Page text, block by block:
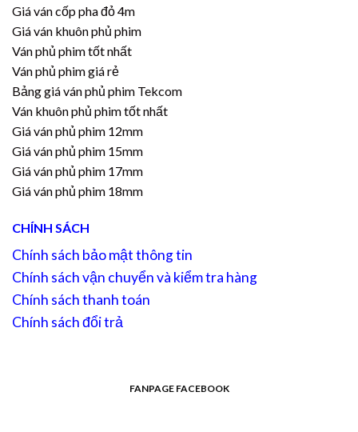
Giá ván cốp pha đỏ 4m
Giá ván khuôn phủ phim
Ván phủ phim tốt nhất
Ván phủ phim giá rẻ
Bảng giá ván phủ phim Tekcom
Ván khuôn phủ phim tốt nhất
Giá ván phủ phim 12mm
Giá ván phủ phim 15mm
Giá ván phủ phim 17mm
Giá ván phủ phim 18mm
CHÍNH SÁCH
Chính sách bảo mật thông tin
Chính sách vận chuyển và kiểm tra hàng
Chính sách thanh toán
Chính sách đổi trả
FANPAGE FACEBOOK